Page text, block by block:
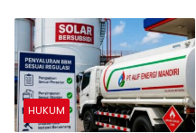
AMI
HUKUM